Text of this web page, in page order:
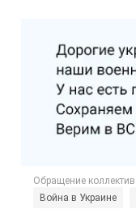
Война в Украине